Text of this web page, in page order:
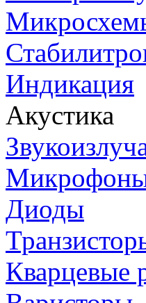
Индикация
Акустика
Диоды
Кварцевые